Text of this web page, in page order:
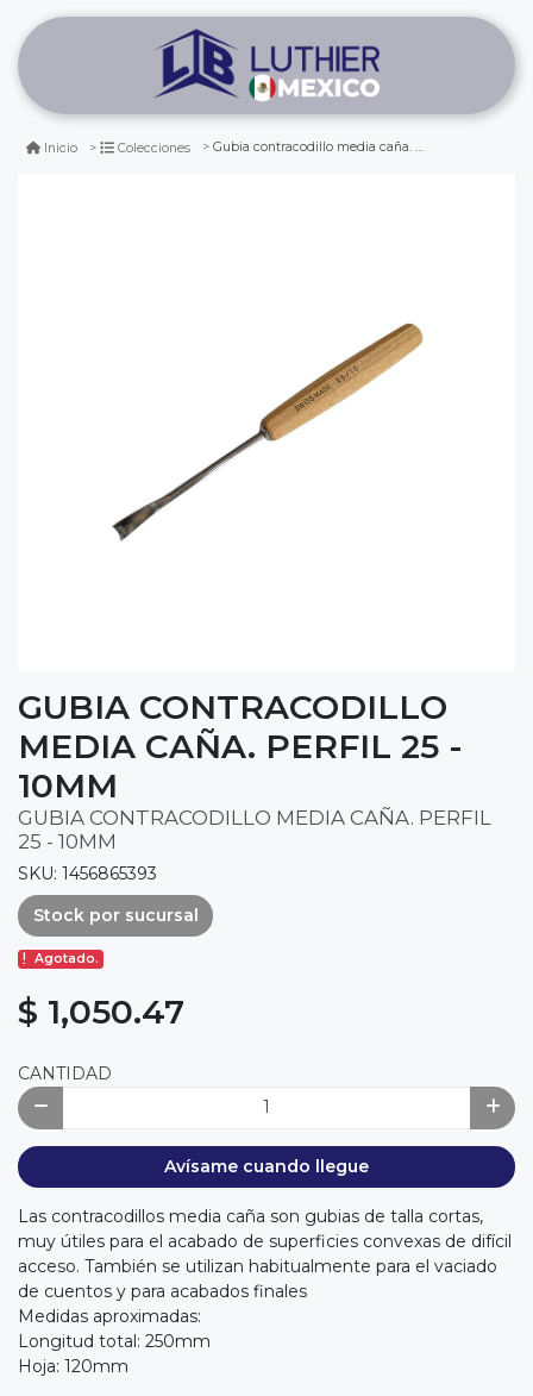
Inicio Colecciones Gubia contracodillo media caña. perfil 25 - 10mm
GUBIA CONTRACODILLO
MEDIA CAÑA. PERFIL 25 -
10MM
GUBIA CONTRACODILLO MEDIA CAÑA. PERFIL
25 - 10MM
SKU: 1456865393
Stock por sucursal
Agotado.
$ 1,050.47
CANTIDAD
Avísame cuando llegue
Las contracodillos media caña son gubias de talla cortas,
muy útiles para el acabado de superficies convexas de difícil
acceso. También se utilizan habitualmente para el vaciado
de cuentos y para acabados finales
Medidas aproximadas:
Longitud total: 250mm
Hoja: 120mm